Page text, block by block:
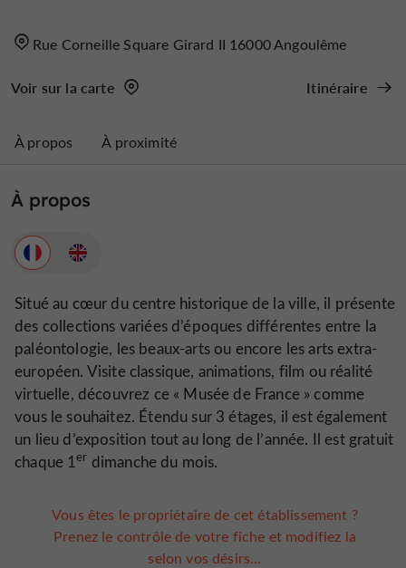
Rue Corneille Square Girard II 16000 Angoulême
Voir sur la carte Itinéraire
À propos À proximité
À propos
Situé au cœur du centre historique de la ville, il présente
des collections variées d’époques différentes entre la
paléontologie, les beaux-arts ou encore les arts extra-
européen. Visite classique, animations, film ou réalité
virtuelle, découvrez ce « Musée de France » comme
vous le souhaitez. Étendu sur 3 étages, il est également
un lieu d’exposition tout au long de l’année. Il est gratuit
chaque 1er dimanche du mois.
Vous êtes le propriétaire de cet établissement ?
Prenez le contrôle de votre fiche et modifiez la
selon vos désirs...